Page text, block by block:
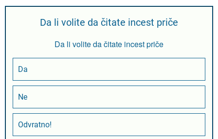
Da li volite da čitate incest priče
Da li volite da čitate incest priče
Da
Ne
Odvratno!